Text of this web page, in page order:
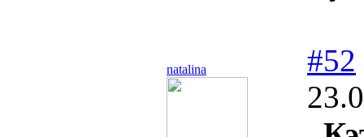
natalina
#52